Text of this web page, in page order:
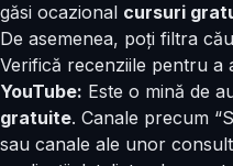
găsi ocazional cursuri
De asemenea, poți filtra
Verifică recenziile pentru a
YouTube: Este o mină de
gratuite. Canale precum
sau canale ale unor